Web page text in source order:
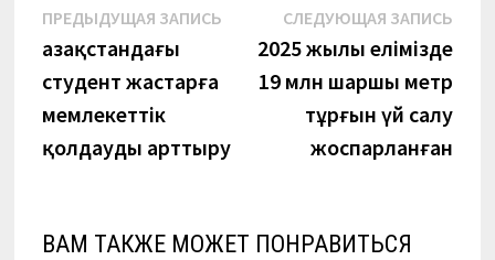
Навигация
по
записям
ПРЕДЫДУЩАЯ ЗАПИСЬПредыдущая
запись:
Қазақстандағы
студент жастарға
мемлекеттік
қолдауды арттыру
СЛЕДУЮЩАЯ ЗАПИСЬ
2025 жылы елімізде
19 млн шаршы метр
тұрғын үй салу
жоспарланған
ВАМ ТАКЖЕ МОЖЕТ ПОНРАВИТЬСЯ